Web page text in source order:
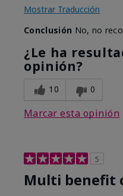
Mostrar Traducción
Conclusión No, no
¿Le ha
opinión?
10 0
Marcar esta opinión
5
Multi benefit